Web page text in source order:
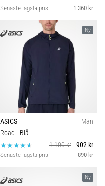
Senaste lägsta pris 1 360 kr
Ny
ASICS
Män
Road - Blå
1 100 kr
902 kr
Senaste lägsta pris 890 kr
Ny